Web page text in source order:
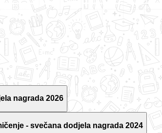
nagrada 2026
- svečana dodjela nagrada 2024